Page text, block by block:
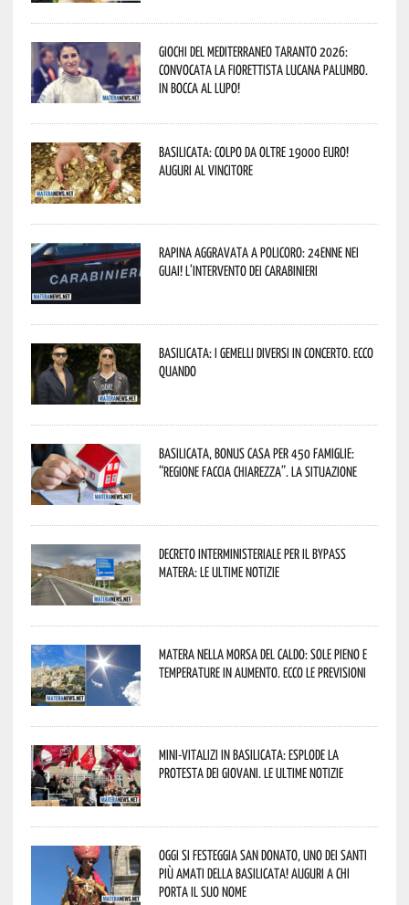
Giochi del Mediterraneo Taranto 2026:
convocata la fiorettista lucana Palumbo.
In bocca al lupo!
Basilicata: colpo da oltre 19000 Euro!
Auguri al vincitore
Rapina aggravata a Policoro: 24enne nei
guai! L’intervento dei Carabinieri
Basilicata: i Gemelli DiVersi in concerto. Ecco
quando
Basilicata, Bonus casa per 450 famiglie:
“Regione faccia chiarezza”. La situazione
Decreto interministeriale per il Bypass
Matera: le ultime notizie
Matera nella morsa del caldo: sole pieno e
temperature in aumento. Ecco le previsioni
Mini-vitalizi in Basilicata: esplode la
protesta dei giovani. Le ultime notizie
Oggi si festeggia San Donato, uno dei Santi
più amati della Basilicata! Auguri a chi
porta il suo nome